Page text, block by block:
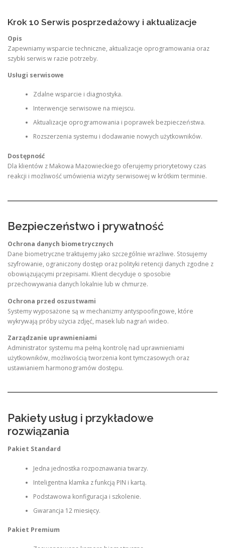
Krok 10 Serwis posprzedażowy i aktualizacje
Opis
Zapewniamy wsparcie techniczne, aktualizacje oprogramowania oraz
szybki serwis w razie potrzeby.
Usługi serwisowe
Zdalne wsparcie i diagnostyka.
Interwencje serwisowe na miejscu.
Aktualizacje oprogramowania i poprawek bezpieczeństwa.
Rozszerzenia systemu i dodawanie nowych użytkowników.
Dostępność
Dla klientów z Makowa Mazowieckiego oferujemy priorytetowy czas
reakcji i możliwość umówienia wizyty serwisowej w krótkim terminie.
Bezpieczeństwo i prywatność
Ochrona danych biometrycznych
Dane biometryczne traktujemy jako szczególnie wrażliwe. Stosujemy
szyfrowanie, ograniczony dostęp oraz polityki retencji danych zgodne z
obowiązującymi przepisami. Klient decyduje o sposobie
przechowywania danych lokalnie lub w chmurze.
Ochrona przed oszustwami
Systemy wyposażone są w mechanizmy antyspoofingowe, które
wykrywają próby użycia zdjęć, masek lub nagrań wideo.
Zarządzanie uprawnieniami
Administrator systemu ma pełną kontrolę nad uprawnieniami
użytkowników, możliwością tworzenia kont tymczasowych oraz
ustawianiem harmonogramów dostępu.
Pakiety usług i przykładowe
rozwiązania
Pakiet Standard
Jedna jednostka rozpoznawania twarzy.
Inteligentna klamka z funkcją PIN i kartą.
Podstawowa konfiguracja i szkolenie.
Gwarancja 12 miesięcy.
Pakiet Premium